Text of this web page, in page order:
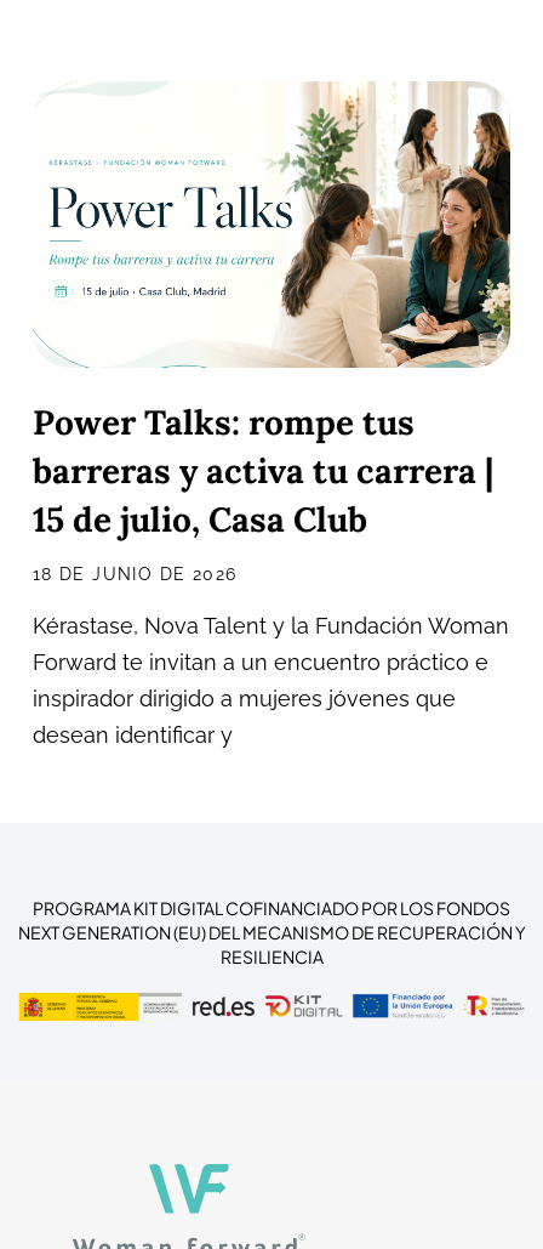
Power Talks: rompe tus
barreras y activa tu carrera |
15 de julio, Casa Club
18 DE JUNIO DE 2026
Kérastase, Nova Talent y la Fundación Woman
Forward te invitan a un encuentro práctico e
inspirador dirigido a mujeres jóvenes que
desean identificar y
PROGRAMA KIT DIGITAL COFINANCIADO POR LOS FONDOS
NEXT GENERATION (EU) DEL MECANISMO DE RECUPERACIÓN Y
RESILIENCIA